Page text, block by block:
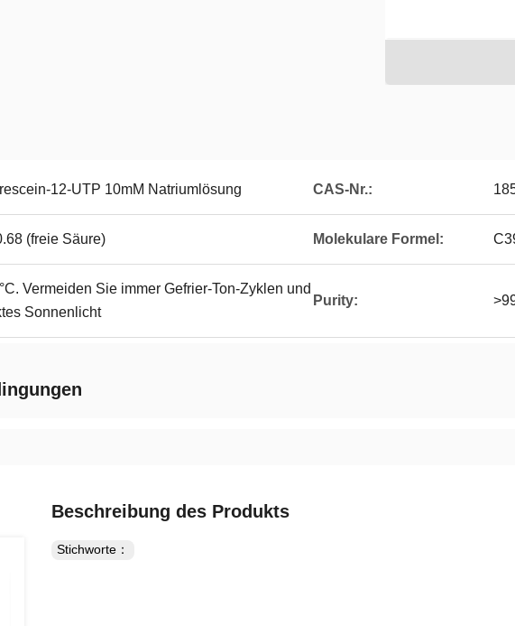
12-UTP 10mM Natriumlösung CAS-Nr.:
(freie Säure) Molekulare Formel:
Vermeiden Sie immer Gefrier-Ton-Zyklen und
Sonnenlicht
Purity:
Beschreibung des Produkts
Stichworte：